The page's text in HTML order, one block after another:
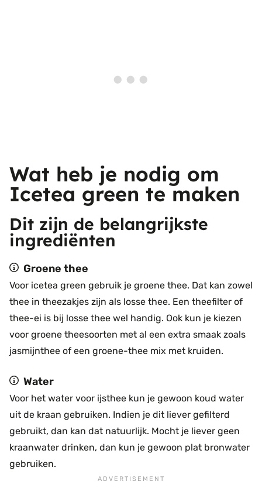
Wat heb je nodig om
Icetea green te maken
Dit zijn de belangrijkste
ingrediënten
Groene thee
Voor icetea green gebruik je groene thee. Dat kan zowel
thee in theezakjes zijn als losse thee. Een theefilter of
thee-ei is bij losse thee wel handig. Ook kun je kiezen
voor groene theesoorten met al een extra smaak zoals
jasmijnthee of een groene-thee mix met kruiden.
Water
Voor het water voor ijsthee kun je gewoon koud water
uit de kraan gebruiken. Indien je dit liever gefilterd
gebruikt, dan kan dat natuurlijk. Mocht je liever geen
kraanwater drinken, dan kun je gewoon plat bronwater
gebruiken.